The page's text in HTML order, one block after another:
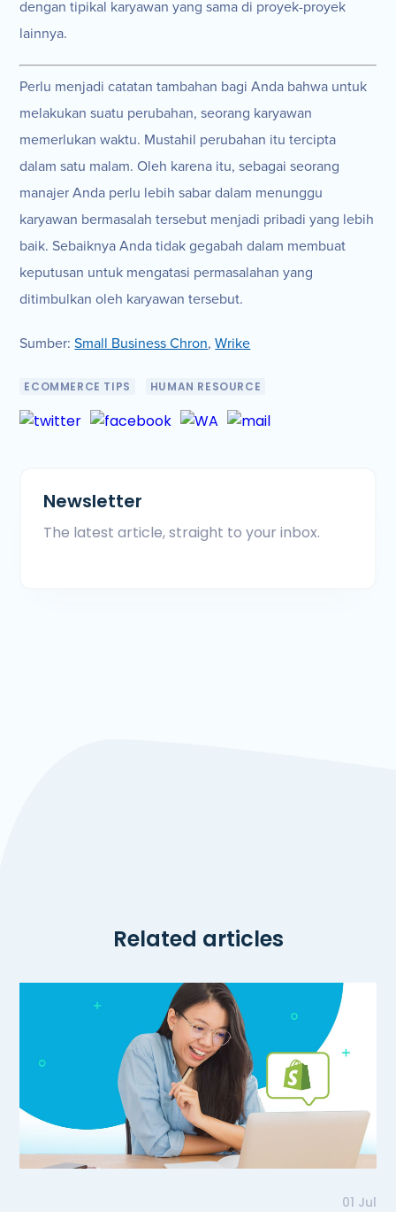
dengan tipikal karyawan yang sama di proyek-proyek
lainnya.
Perlu menjadi catatan tambahan bagi Anda bahwa untuk
melakukan suatu perubahan, seorang karyawan
memerlukan waktu. Mustahil perubahan itu tercipta
dalam satu malam. Oleh karena itu, sebagai seorang
manajer Anda perlu lebih sabar dalam menunggu
karyawan bermasalah tersebut menjadi pribadi yang lebih
baik. Sebaiknya Anda tidak gegabah dalam membuat
keputusan untuk mengatasi permasalahan yang
ditimbulkan oleh karyawan tersebut.
Sumber:Small Business Chron,Wrike
ECOMMERCE TIPS HUMAN RESOURCE
Newsletter
The latest article, straight to your inbox.
Related articles
01 Jul